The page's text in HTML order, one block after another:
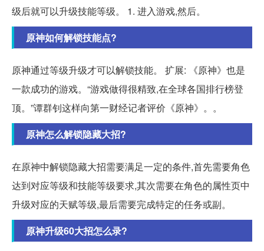
级后就可以升级技能等级。 1. 进入游戏,然后。
原神如何解锁技能点?
原神通过等级升级才可以解锁技能。 扩展: 《原神》也是
一款成功的游戏。“游戏做得很精致,在全球各国排行榜登
顶。”谭群钊这样向第一财经记者评价《原神》。。
原神怎么解锁隐藏大招?
在原神中解锁隐藏大招需要满足一定的条件,首先需要角色
达到对应等级和技能等级要求,其次需要在角色的属性页中
升级对应的天赋等级,最后需要完成特定的任务或副。
原神升级60大招怎么录?